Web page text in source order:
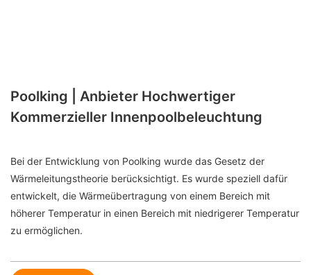
Poolking | Anbieter Hochwertiger
Kommerzieller Innenpoolbeleuchtung
Bei der Entwicklung von Poolking wurde das Gesetz der
Wärmeleitungstheorie berücksichtigt. Es wurde speziell dafür
entwickelt, die Wärmeübertragung von einem Bereich mit
höherer Temperatur in einen Bereich mit niedrigerer Temperatur
zu ermöglichen.